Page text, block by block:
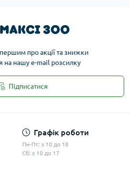
про акції та знижки
на нашу e-mail розсилку
Підписатися
Графік роботи
Пн-Пт: з 10 до 18
Сб: з 10 до 17